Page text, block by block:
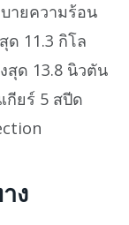
บายความร้อน
ด 11.3 กิโล
สุด 13.8 นิวตัน
กียร์ 5 สปีด
ง